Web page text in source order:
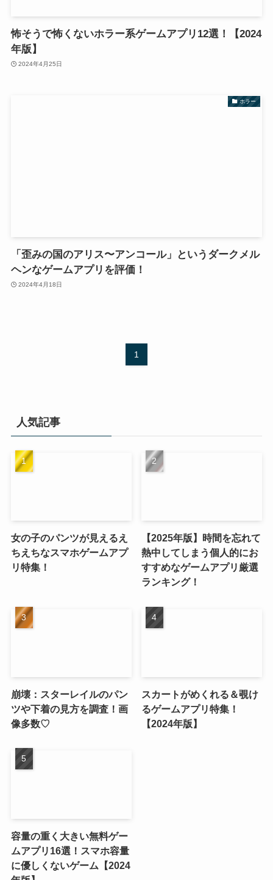
怖そうで怖くないホラー系ゲームアプリ12選！【2024
年版】
2024年4月25日
ホラー
「歪みの国のアリス〜アンコール」というダークメル
ヘンなゲームアプリを評価！
2024年4月18日
1
人気記事
女の子のパンツが見えるえ
ちえちなスマホゲームアプ
リ特集！
【2025年版】時間を忘れて
熱中してしまう個人的にお
すすめなゲームアプリ厳選
ランキング！
崩壊：スターレイルのパン
ツや下着の見方を調査！画
像多数♡
スカートがめくれる＆覗け
るゲームアプリ特集！
【2024年版】
容量の重く大きい無料ゲー
ムアプリ16選！スマホ容量
に優しくないゲーム【2024